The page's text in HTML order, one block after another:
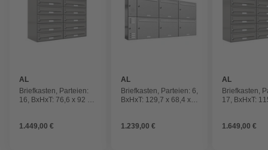
AL
BRIEFKASTENSYSTEME
Briefkasten, Parteien:
16, BxHxT: 76,6 x 92 x
1.449,00 €
AL
BRIEFKASTENSYSTEME
Briefkasten, Parteien: 6,
BxHxT: 129,7 x 68,4 x
1.239,00 €
AL
Briefkasten,
17, BxHxT:
1.649,00 €